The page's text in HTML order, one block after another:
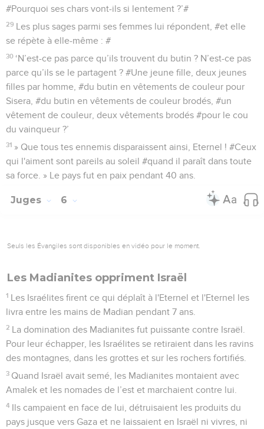
#Pourquoi ses chars vont-ils si lentement ?’#
29 Les plus sages parmi ses femmes lui répondent, #et elle
se répète à elle-même : #
30 ‘N’est-ce pas parce qu’ils trouvent du butin ? N’est-ce pas
parce qu’ils se le partagent ? #Une jeune fille, deux jeunes
filles par homme, #du butin en vêtements de couleur pour
Sisera, #du butin en vêtements de couleur brodés, #un
vêtement de couleur, deux vêtements brodés #pour le cou
du vainqueur ?’
31 » Que tous tes ennemis disparaissent ainsi, Eternel ! #Ceux
qui l'aiment sont pareils au soleil #quand il paraît dans toute
sa force. » Le pays fut en paix pendant 40 ans.
Juges 6
Seuls les Évangiles sont disponibles en vidéo pour le moment.
Les Madianites oppriment Israël
1 Les Israélites firent ce qui déplaît à l'Eternel et l'Eternel les
livra entre les mains de Madian pendant 7 ans.
2 La domination des Madianites fut puissante contre Israël.
Pour leur échapper, les Israélites se retiraient dans les ravins
des montagnes, dans les grottes et sur les rochers fortifiés.
3 Quand Israël avait semé, les Madianites montaient avec
Amalek et les nomades de l’est et marchaient contre lui.
4 Ils campaient en face de lui, détruisaient les produits du
pays jusque vers Gaza et ne laissaient en Israël ni vivres, ni